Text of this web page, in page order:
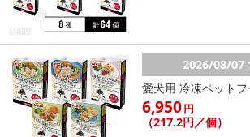
2026/08/07
愛犬用 冷凍ペット
6,950円
（217.2円／個）